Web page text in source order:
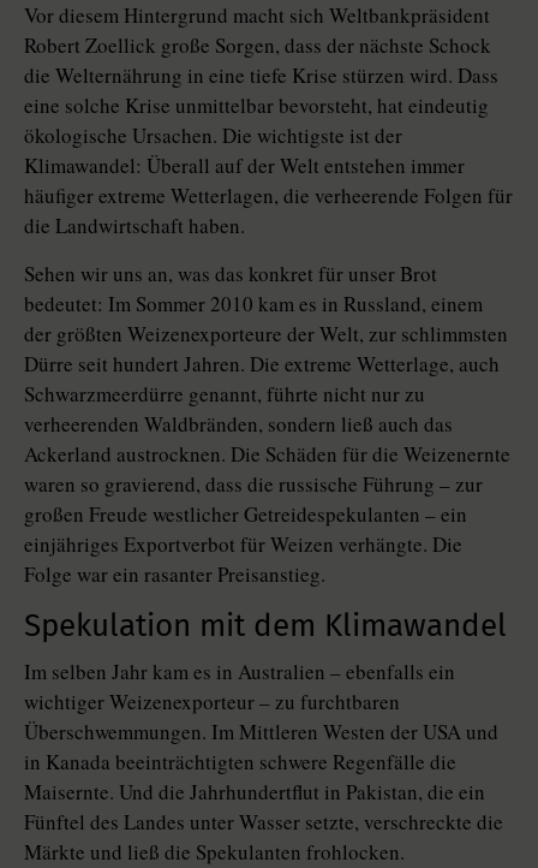
Vor diesem Hintergrund macht sich Weltbankpräsident
Robert Zoellick große Sorgen, dass der nächste Schock
die Welternährung in eine tiefe Krise stürzen wird. Dass
eine solche Krise unmittelbar bevorsteht, hat eindeutig
ökologische Ursachen. Die wichtigste ist der
Klimawandel: Überall auf der Welt entstehen immer
häufiger extreme Wetterlagen, die verheerende Folgen für
die Landwirtschaft haben.
Sehen wir uns an, was das konkret für unser Brot
bedeutet: Im Sommer 2010 kam es in Russland, einem
der größten Weizenexporteure der Welt, zur schlimmsten
Dürre seit hundert Jahren. Die extreme Wetterlage, auch
Schwarzmeerdürre genannt, führte nicht nur zu
verheerenden Waldbränden, sondern ließ auch das
Ackerland austrocknen. Die Schäden für die Weizenernte
waren so gravierend, dass die russische Führung – zur
großen Freude westlicher Getreidespekulanten – ein
einjähriges Exportverbot für Weizen verhängte. Die
Folge war ein rasanter Preisanstieg.
Spekulation mit dem Klimawandel
Im selben Jahr kam es in Australien – ebenfalls ein
wichtiger Weizenexporteur – zu furchtbaren
Überschwemmungen. Im Mittleren Westen der USA und
in Kanada beeinträchtigten schwere Regenfälle die
Maisernte. Und die Jahrhundertflut in Pakistan, die ein
Fünftel des Landes unter Wasser setzte, verschreckte die
Märkte und ließ die Spekulanten frohlocken.